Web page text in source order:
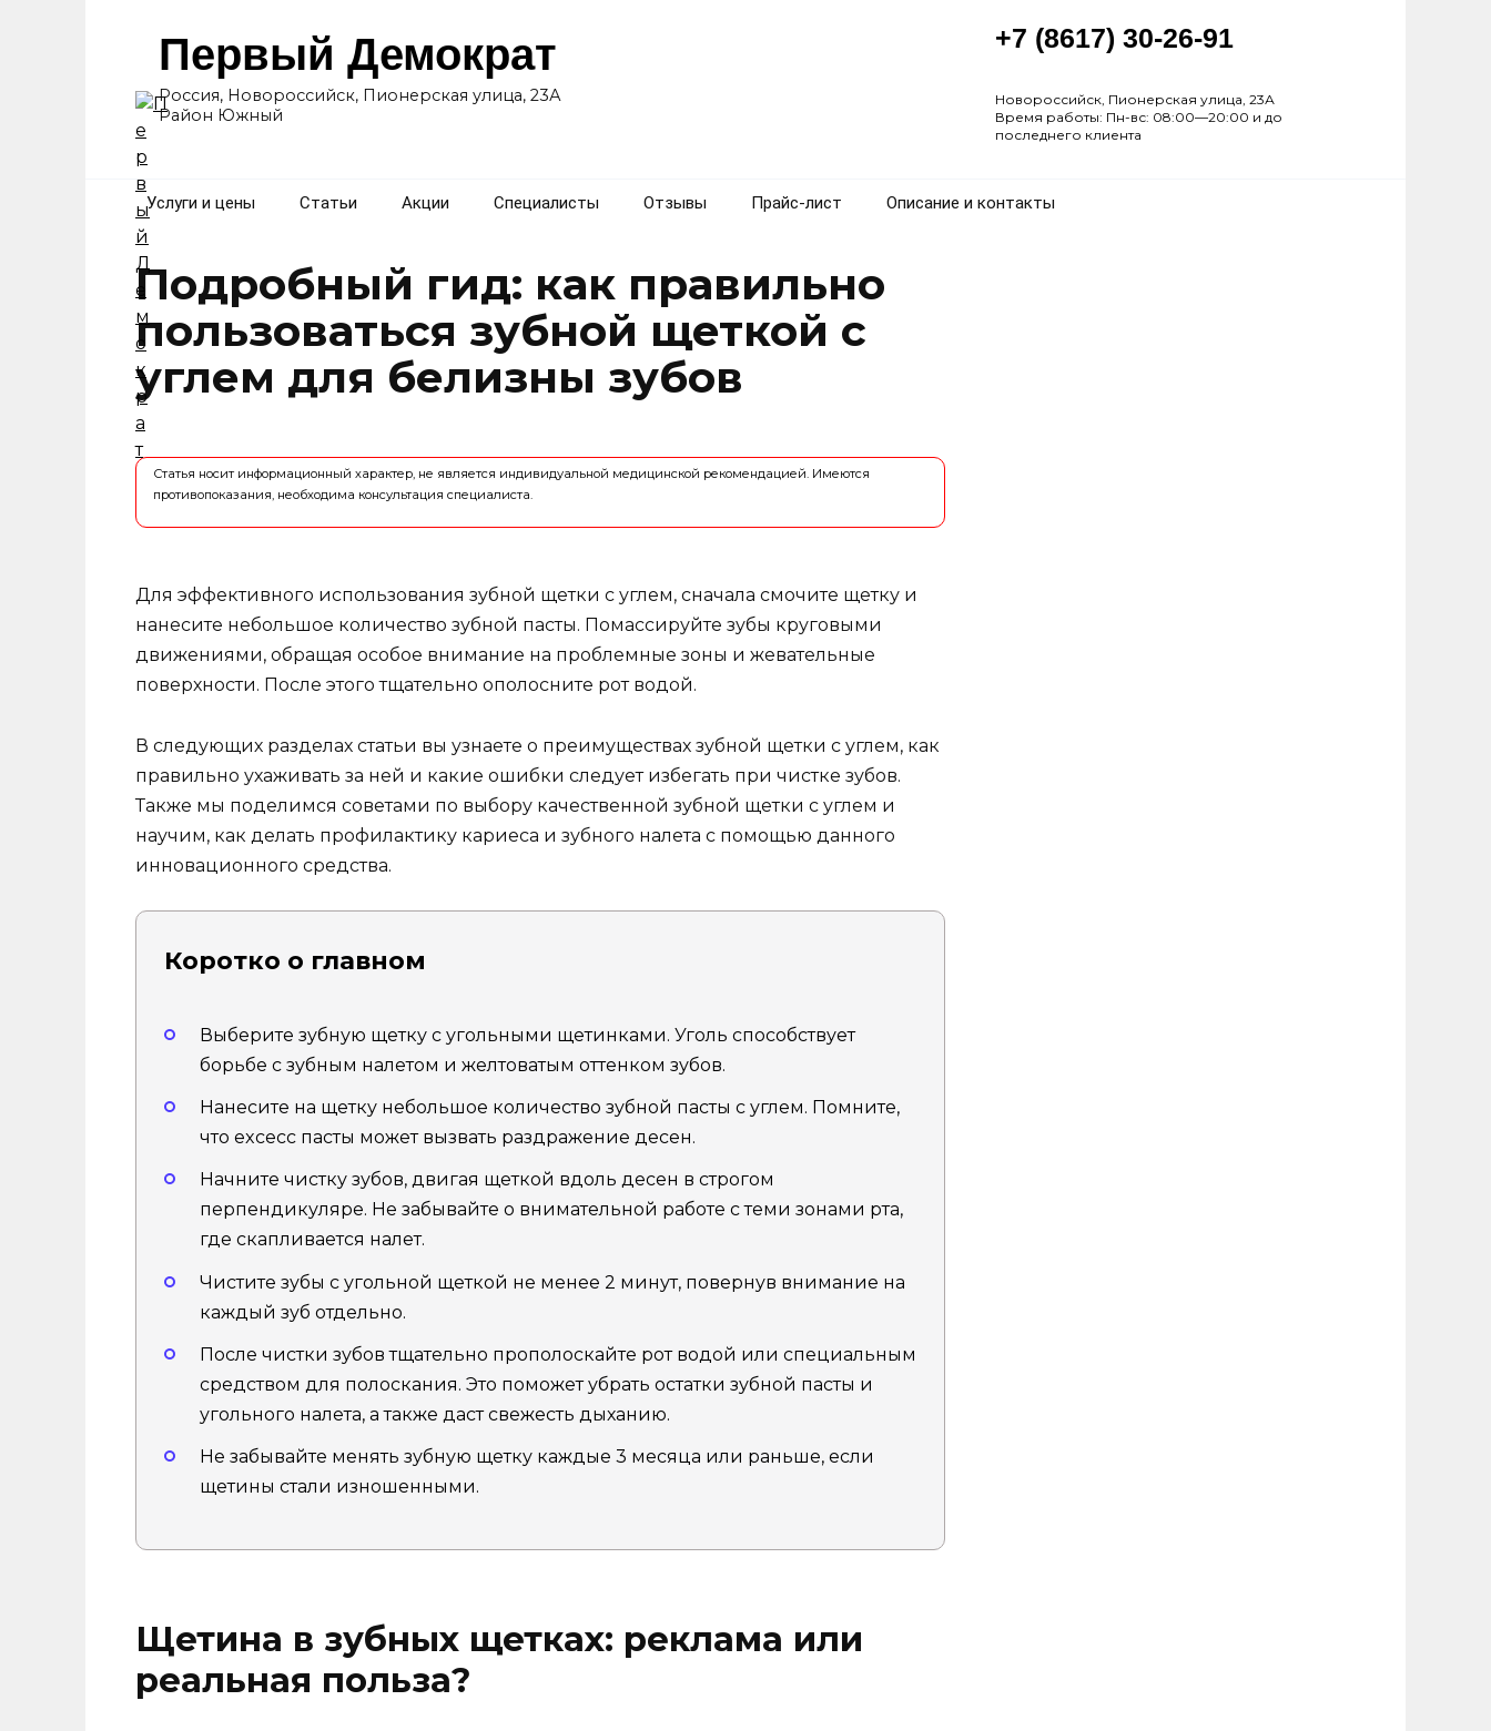
Первый Демократ
Россия, Новороссийск, Пионерская улица, 23А
Район Южный
+7 (8617) 30-26-91
Новороссийск, Пионерская улица, 23А
Время работы: Пн-вс: 08:00—20:00 и до
последнего клиента
Услуги и цены Статьи Акции Специалисты Отзывы Прайс-лист Описание и контакты
Подробный гид: как правильно
пользоваться зубной щеткой с
углем для белизны зубов
Статья носит информационный характер, не является индивидуальной медицинской рекомендацией. Имеются
противопоказания, необходима консультация специалиста.
Для эффективного использования зубной щетки с углем, сначала смочите щетку и
нанесите небольшое количество зубной пасты. Помассируйте зубы круговыми
движениями, обращая особое внимание на проблемные зоны и жевательные
поверхности. После этого тщательно ополосните рот водой.
В следующих разделах статьи вы узнаете о преимуществах зубной щетки с углем, как
правильно ухаживать за ней и какие ошибки следует избегать при чистке зубов.
Также мы поделимся советами по выбору качественной зубной щетки с углем и
научим, как делать профилактику кариеса и зубного налета с помощью данного
инновационного средства.
Коротко о главном
Выберите зубную щетку с угольными щетинками. Уголь способствует
борьбе с зубным налетом и желтоватым оттенком зубов.
Нанесите на щетку небольшое количество зубной пасты с углем. Помните,
что exсесс пасты может вызвать раздражение десен.
Начните чистку зубов, двигая щеткой вдоль десен в строгом
перпендикуляре. Не забывайте о внимательной работе с теми зонами рта,
где скапливается налет.
Чистите зубы с угольной щеткой не менее 2 минут, повернув внимание на
каждый зуб отдельно.
После чистки зубов тщательно прополоскайте рот водой или специальным
средством для полоскания. Это поможет убрать остатки зубной пасты и
угольного налета, а также даст свежесть дыханию.
Не забывайте менять зубную щетку каждые 3 месяца или раньше, если
щетины стали изношенными.
Щетина в зубных щетках: реклама или
реальная польза?